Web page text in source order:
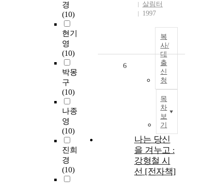
경
(10)
현기
영
(10)
박몽
구
(10)
나종
영
(10)
진희
경
(10)
살림터
1997
복
사/
대
출
신
청
목
차
보
기
6
나는 당신
을 겨누고 :
강형철 시
선 [전자책]